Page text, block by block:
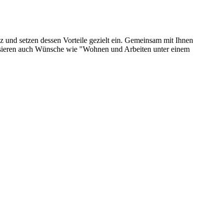
setzen dessen Vorteile gezielt ein. Gemeinsam mit Ihnen
auch Wünsche wie "Wohnen und Arbeiten unter einem